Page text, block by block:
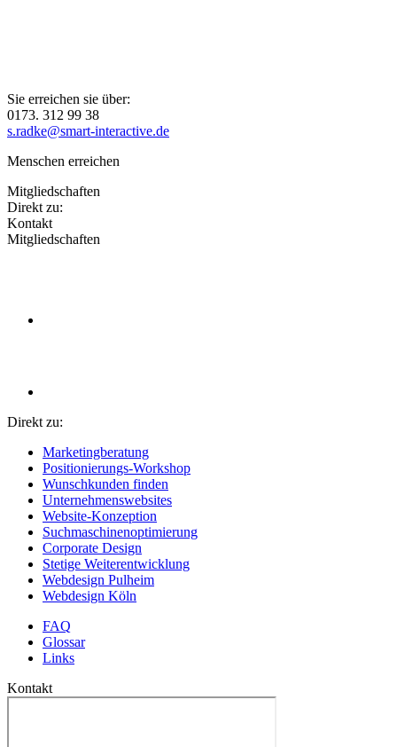
Sie erreichen sie über:
0173. 312 99 38
s.radke@smart-interactive.de
Menschen erreichen
Mitgliedschaften
Direkt zu:
Kontakt
Mitgliedschaften
Direkt zu:
Marketingberatung
Positionierungs-Workshop
Wunschkunden finden
Unternehmenswebsites
Website-Konzeption
Suchmaschinenoptimierung
Corporate Design
Stetige Weiterentwicklung
Webdesign Pulheim
Webdesign Köln
FAQ
Glossar
Links
Kontakt